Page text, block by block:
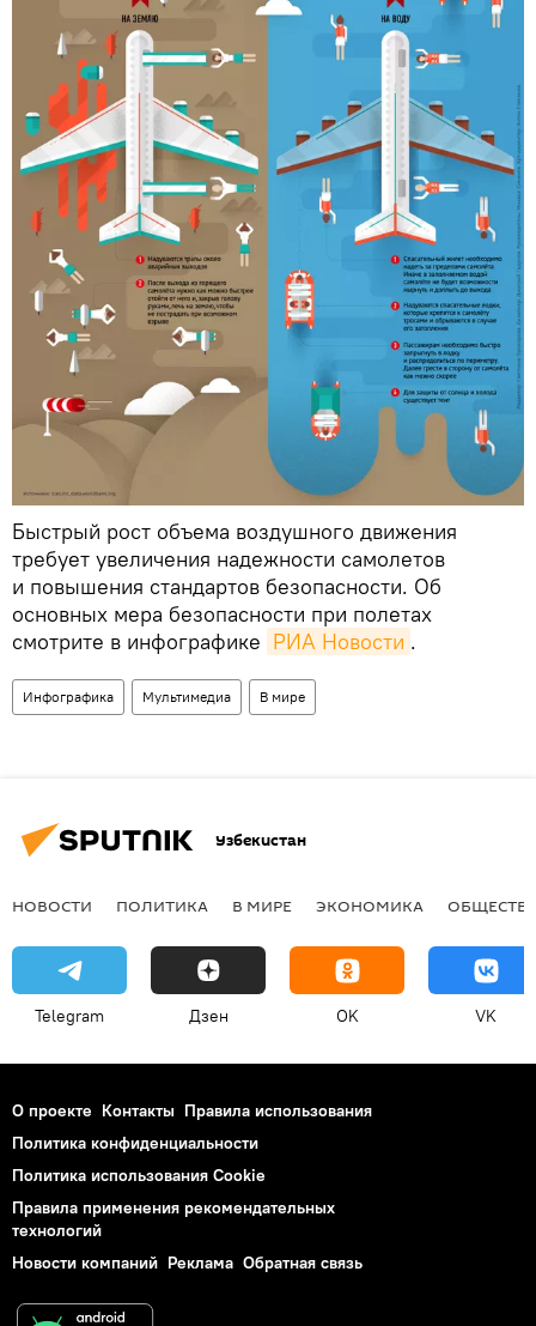
Быстрый рост объема воздушного движения
требует увеличения надежности самолетов
и повышения стандартов безопасности. Об
основных мера безопасности при полетах
смотрите в инфографике РИА Новости .
Инфографика Мультимедиа В мире
Узбекистан
НОВОСТИ ПОЛИТИКА В МИРЕ ЭКОНОМИКА
Telegram Дзен OK VK
О проекте Контакты Правила использования
Политика конфиденциальности
Политика использования Cookie
Правила применения рекомендательных
технологий
Новости компаний Реклама Обратная связь